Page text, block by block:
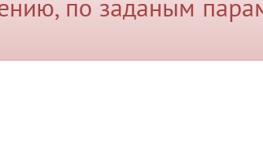
по заданым